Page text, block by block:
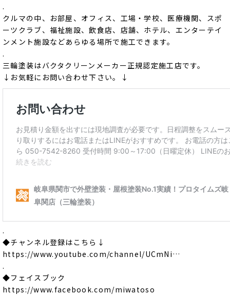
.
クルマの中、お部屋、オフィス、工場・学校、医療機関、スポ
ーツクラブ、福祉施設、飲食店、店舗、ホテル、エンターテイ
ンメント施設などあらゆる場所で施工できます。
.
三輪塗装はバクタクリーンメーカー正規認定施工店です。
↓お気軽にお問い合わせ下さい。↓
.
◆チャンネル登録はこちら↓
https://www.youtube.com/channel/UCmNi…
.
◆フェイスブック
https://www.facebook.com/miwatoso